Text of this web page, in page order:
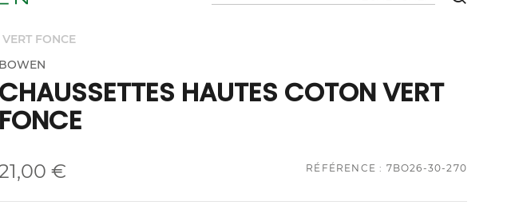
FONCE
BOWEN
CHAUSSETTES HAUTES COTON VERT
FONCE
€ RÉFÉRENCE : 7BO26-30-270